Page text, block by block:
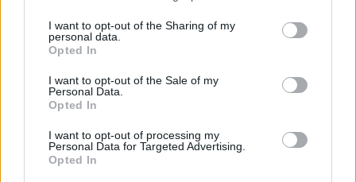
I want to opt-out of the Sharing of my
personal data.
Opted In
I want to opt-out of the Sale of my
Personal Data.
Opted In
I want to opt-out of processing my
Personal Data for Targeted Advertising.
Opted In
CELEBRITIES
Miranda Kerr: Η περίεργη διατροφή που
ακολουθεί το supermodel για να